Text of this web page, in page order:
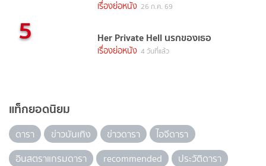
เรื่องย่อหนัง 26 ก.ค. 69
5 Her Private Hell นรกของเธอ
เรื่องย่อหนัง 4 วันที่แล้ว
แท็กยอดนิยม
ดารา ข่าวบันเทิง ข่าวดารา
ไอจีดารา
อินสตราแกรมดารา
recommended
ประวัติดารา